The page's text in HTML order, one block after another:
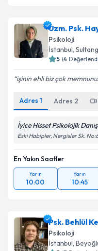
Uzm. Psk.
Psikoloji
İstanbul,
5 (4
işinin ehli biz çok
Adres 1 Adres 2
İyice Hisset Psikolojik
Eski Habipler, Nergisler Sk.
En Yakın Saatler
Yarın
10:00
Yarın
10:45
Psk. Behlül
Psikoloji
İstanbul,